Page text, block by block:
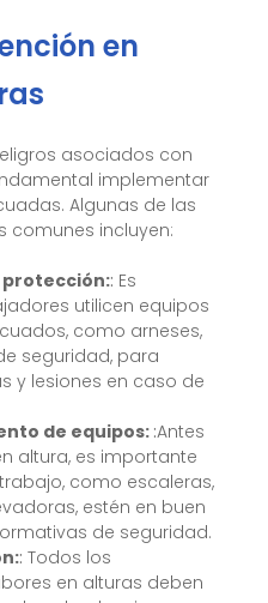
en
asociados con
implementar
Algunas de las
comunes incluyen:
protección:: Es
utilicen equipos
como arneses,
seguridad, para
y lesiones en caso de
de equipos: :Antes
altura, es importante
como escaleras,
estén en buen
de seguridad.
: Todos los
en alturas deben